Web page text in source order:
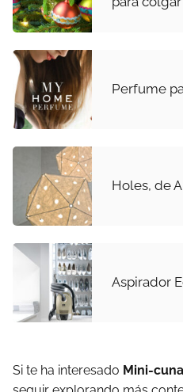
Perfume
Holes, de
Aspirador
Si te ha interesado Mini-